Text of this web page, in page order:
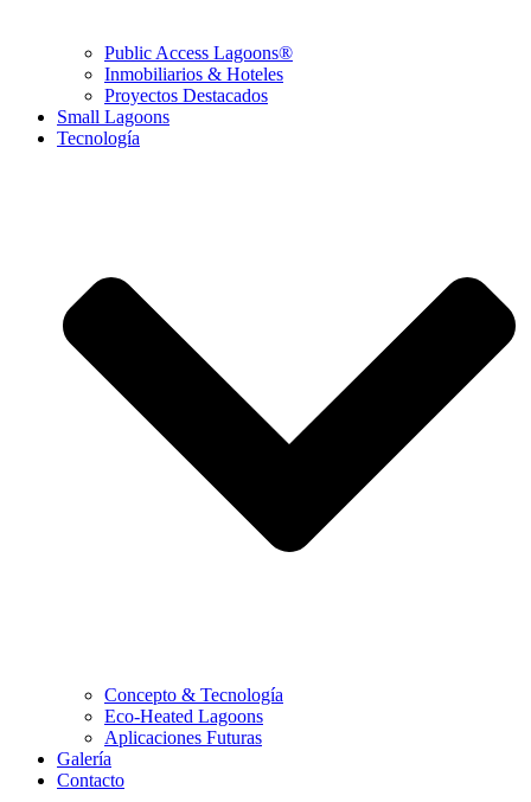
Public Access Lagoons®
Inmobiliarios & Hoteles
Proyectos Destacados
Small Lagoons
Tecnología
Concepto & Tecnología
Eco-Heated Lagoons
Aplicaciones Futuras
Galería
Contacto